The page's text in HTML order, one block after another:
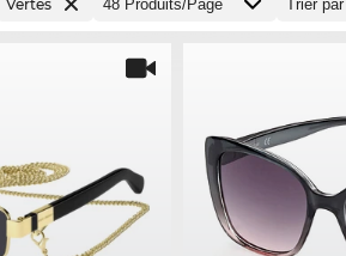
Vertes